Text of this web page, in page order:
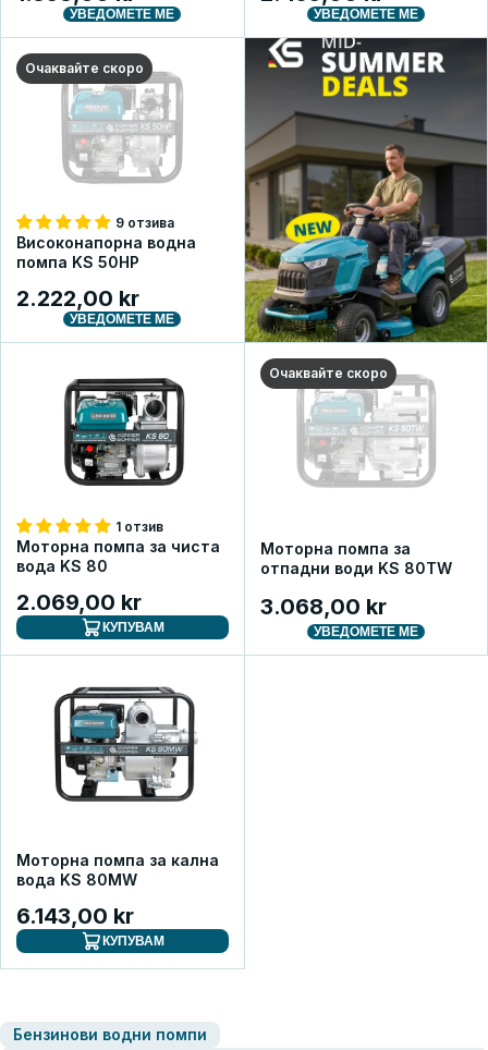
УВЕДОМЕТЕ МЕ УВЕДОМЕТЕ МЕ
Очаквайте скоро
9 отзива
Високонапорна водна
помпа KS 50HP
2.222,00 kr
УВЕДОМЕТЕ МЕ
1 отзив
Моторна помпа за чиста
вода KS 80
2.069,00 kr
КУПУВАМ
Очаквайте скоро
Моторна помпа за
отпадни води KS 80TW
3.068,00 kr
УВЕДОМЕТЕ МЕ
Моторна помпа за кална
вода KS 80MW
6.143,00 kr
КУПУВАМ
Бензинови водни помпи